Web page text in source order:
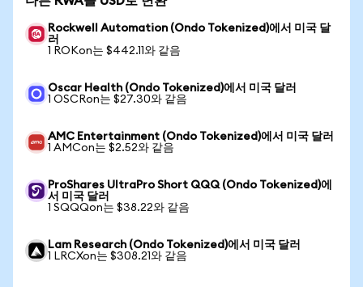
Rockwell Automation (Ondo Tokenized)에서 미국 달
러
1 ROKon는 $442.11와 같음
Oscar Health (Ondo Tokenized)에서 미국 달러
1 OSCRon는 $27.30와 같음
AMC Entertainment (Ondo Tokenized)에서 미국 달러
1 AMCon는 $2.52와 같음
ProShares UltraPro Short QQQ (Ondo Tokenized)에
서 미국 달러
1 SQQQon는 $38.22와 같음
Lam Research (Ondo Tokenized)에서 미국 달러
1 LRCXon는 $308.21와 같음